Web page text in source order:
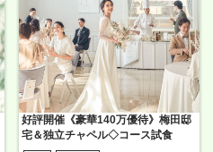
好評開催《豪華140万優待》梅田邸
宅＆独立チャペル◇コース試食